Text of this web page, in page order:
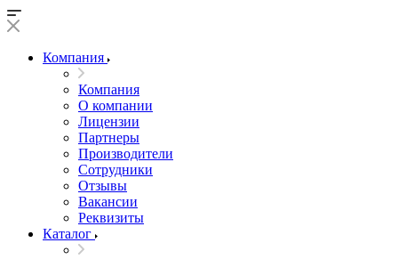
Компания
Компания
О компании
Лицензии
Партнеры
Производители
Сотрудники
Отзывы
Вакансии
Реквизиты
Каталог